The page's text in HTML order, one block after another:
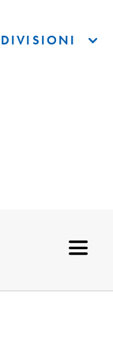
DIVISIONI